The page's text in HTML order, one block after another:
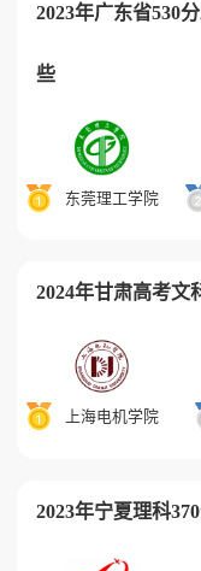
2023年广东省530
些
东莞理工学院
2024年甘肃高考文
上海电机学院
2023年宁夏理科